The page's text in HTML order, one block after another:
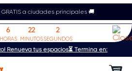
GRATIS a ciudades principales 🚚
Renueva tus espacios⏳ Termina en:
6
HORAS
22
MINUTOS
2
SEGUNDOS